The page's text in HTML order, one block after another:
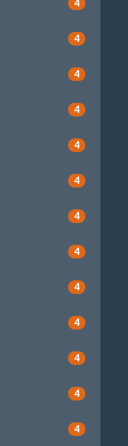
4
4
4
4
4
4
4
4
4
4
4
4
4